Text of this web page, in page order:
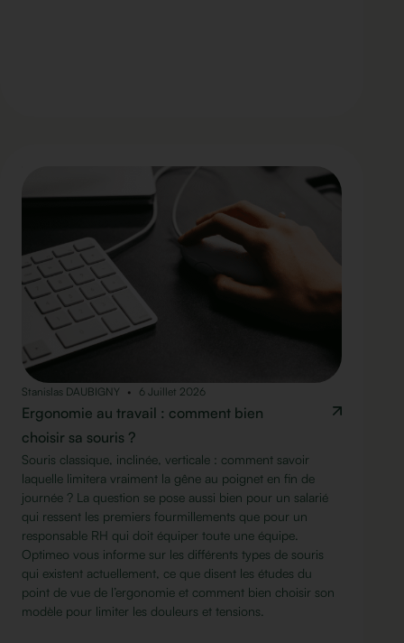
Stanislas DAUBIGNY 6 Juillet 2026
Ergonomie au travail : comment bien
choisir sa souris ?
Souris classique, inclinée, verticale : comment savoir
laquelle limitera vraiment la gêne au poignet en fin de
journée ? La question se pose aussi bien pour un salarié
qui ressent les premiers fourmillements que pour un
responsable RH qui doit équiper toute une équipe.
Optimeo vous informe sur les différents types de souris
qui existent actuellement, ce que disent les études du
point de vue de l’ergonomie et comment bien choisir son
modèle pour limiter les douleurs et tensions.